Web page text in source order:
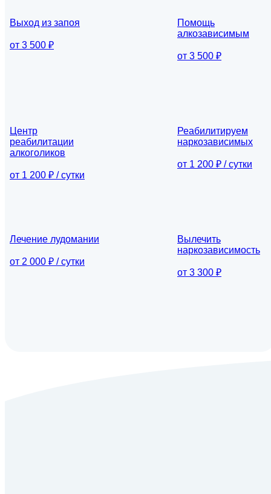
Выход из запоя
от 3 500 ₽
Помощь
алкозависимым
от 3 500 ₽
Центр
реабилитации
алкоголиков
от 1 200 ₽ / сутки
Реабилитируем
наркозависимых
от 1 200 ₽ / сутки
Лечение лудомании
от 2 000 ₽ / сутки
Вылечить
наркозависимость
от 3 300 ₽